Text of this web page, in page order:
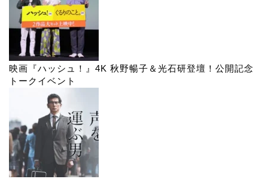
映画『ハッシュ！』4K 秋野暢子＆光石研登壇！公開記念
トークイベント